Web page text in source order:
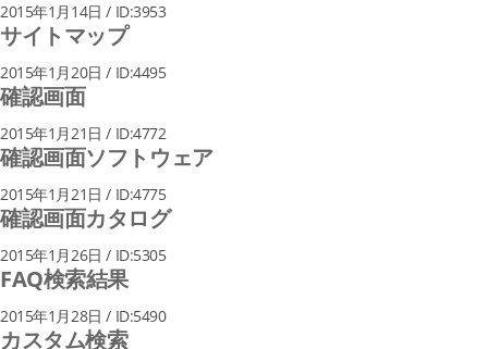
2015年1月14日 / ID:3953
サイトマップ
2015年1月20日 / ID:4495
確認画面
2015年1月21日 / ID:4772
確認画面ソフトウェア
2015年1月21日 / ID:4775
確認画面カタログ
2015年1月26日 / ID:5305
FAQ検索結果
2015年1月28日 / ID:5490
カスタム検索